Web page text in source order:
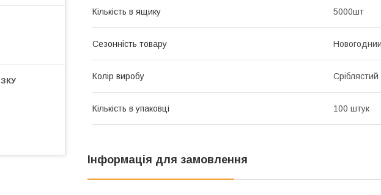
Кількість в ящику 5000шт
Сезонність товару
Колір виробу Сріблястий
Кількість в упаковці 100 штук
Інформація для замовлення